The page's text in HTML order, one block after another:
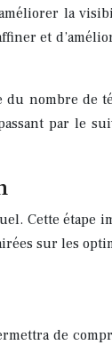
la
et
nombre de
par le
Cette étape
sur les
de